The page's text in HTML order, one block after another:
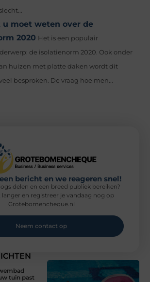
u moet weten over de
2020 Het is een populair
de isolatienorm 2020. Ook onder
huizen met platte daken wordt dit
besproken. De vraag hoe men...
tuin past
bericht en we reageren snel!
delen en een breed publiek bereiken?
langer en registreer je vandaag nog op
Grotebomencheque.nl
Neem contact op